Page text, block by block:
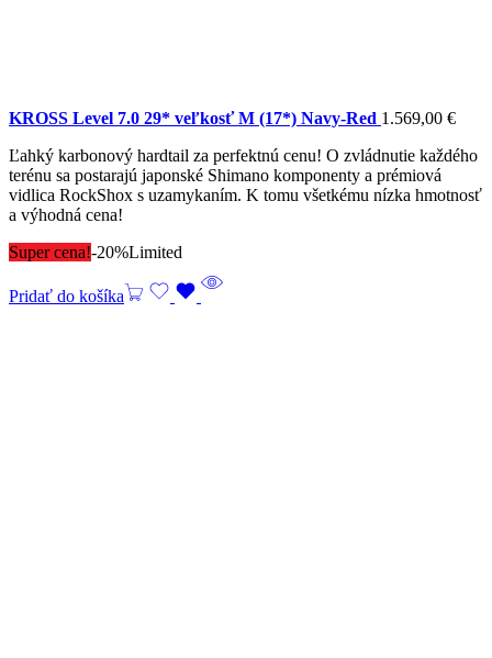
KROSS Level 7.0 29* veľkosť M (17*) Navy-Red 1.569,00 €
Ľahký karbonový hardtail za perfektnú cenu! O zvládnutie každého
terénu sa postarajú japonské Shimano komponenty a prémiová
vidlica RockShox s uzamykaním. K tomu všetkému nízka hmotnosť
a výhodná cena!
Super cena!-20%Limited
Pridať do košíka